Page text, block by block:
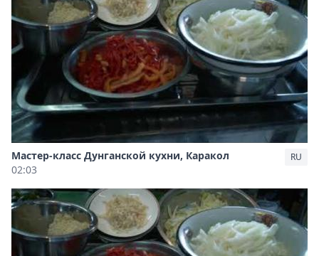
Мастер-класс Дунганской кухни, Каракол
02:03
RU